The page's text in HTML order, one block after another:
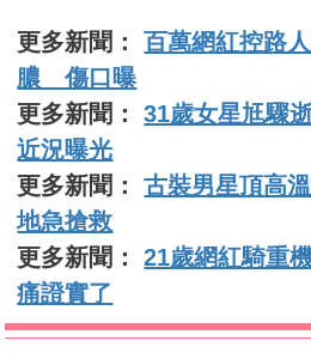
更多新聞：百萬網紅控路
膿 傷口曝
更多新聞：31歲女星尪驟
近況曝光
更多新聞：古裝男星頂高
地急搶救
更多新聞：21歲網紅騎重
痛證實了